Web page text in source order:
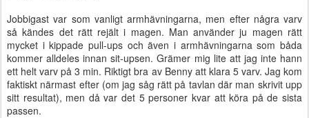
Jobbigast var som vanligt armhävningarna, men efter några varv
så kändes det rätt rejält i magen. Man använder ju magen rätt
mycket i kippade pull-ups och även i armhävningarna som båda
kommer alldeles innan sit-upsen. Grämer mig lite att jag inte hann
ett helt varv på 3 min. Riktigt bra av Benny att klara 5 varv. Jag kom
faktiskt närmast efter (om jag såg rätt på tavlan där man skrivit upp
sitt resultat), men då var det 5 personer kvar att köra på de sista
passen.